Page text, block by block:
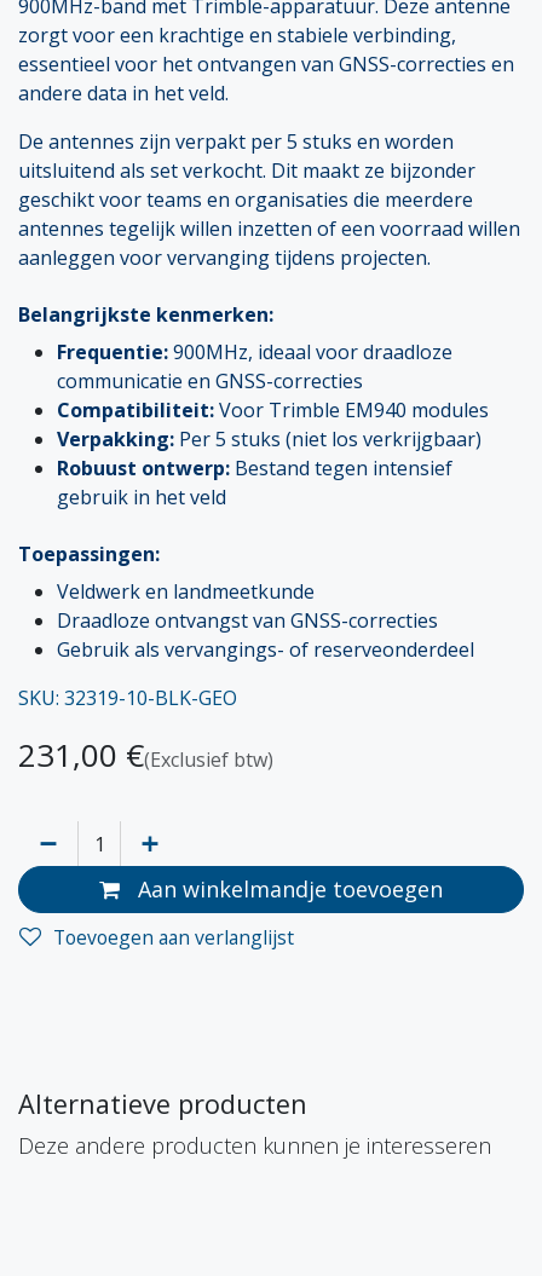
900MHz-band met Trimble-apparatuur. Deze antenne
zorgt voor een krachtige en stabiele verbinding,
essentieel voor het ontvangen van GNSS-correcties en
andere data in het veld.
De antennes zijn verpakt per 5 stuks en worden
uitsluitend als set verkocht. Dit maakt ze bijzonder
geschikt voor teams en organisaties die meerdere
antennes tegelijk willen inzetten of een voorraad willen
aanleggen voor vervanging tijdens projecten.
Belangrijkste kenmerken:
Frequentie:900MHz, ideaal voor draadloze
communicatie en GNSS-correcties
Compatibiliteit:Voor Trimble EM940 modules
Verpakking: Per 5 stuks (niet los verkrijgbaar)
Robuust ontwerp: Bestand tegen intensief
gebruik in het veld
Toepassingen:
Veldwerk en landmeetkunde
Draadloze ontvangst van GNSS-correcties
Gebruik als vervangings- of reserveonderdeel
SKU: 32319-10-BLK-GEO
231,00 €(Exclusief btw)
Aan winkelmandje toevoegen
Toevoegen aan verlanglijst
Alternatieve producten
Deze andere producten kunnen je interesseren